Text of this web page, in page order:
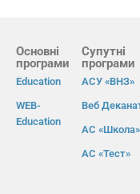
Основні
програми
Education
WEB-
Education
Супутні
програми
АСУ «ВНЗ»
Веб
АС «Школа»
АС «Тест»